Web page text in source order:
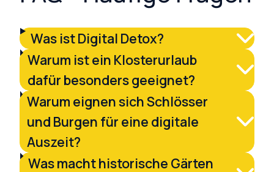
Was ist Digital Detox?
Warum ist ein Klosterurlaub
dafür besonders geeignet?
Warum eignen sich Schlösser
und Burgen für eine digitale
Auszeit?
Was macht historische Gärten